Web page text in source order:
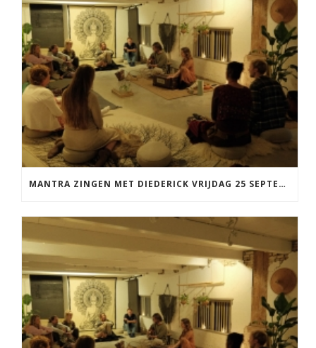
MANTRA ZINGEN MET DIEDERICK VRIJDAG 25 SEPTEMBER EN 20 NOVEMBER